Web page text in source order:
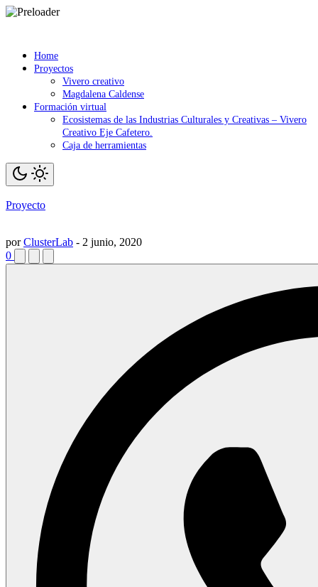
Home
Proyectos
Vivero creativo
Magdalena Caldense
Formación virtual
Ecosistemas de las Industrias Culturales y Creativas – Vivero
Creativo Eje Cafetero.
Caja de herramientas
Proyecto
porClusterLab - 2 junio, 2020
0